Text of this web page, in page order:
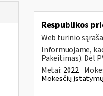
Respublikos
Web turinio
Informuojame,
Pakeitimas). Dėl
Metai: 2022
Mokesčių